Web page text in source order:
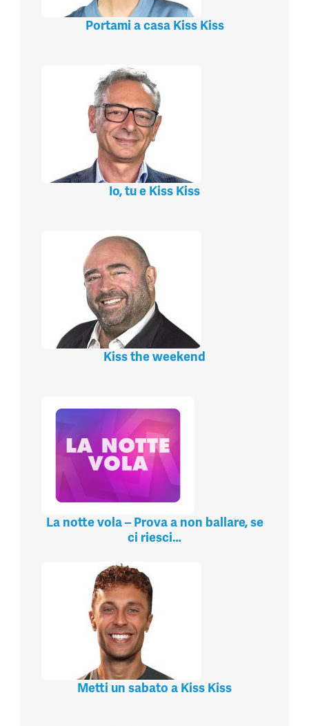
Portami a casa Kiss Kiss
Io, tu e Kiss Kiss
Kiss the weekend
La notte vola – Prova a non ballare, se
ci riesci…
Metti un sabato a Kiss Kiss